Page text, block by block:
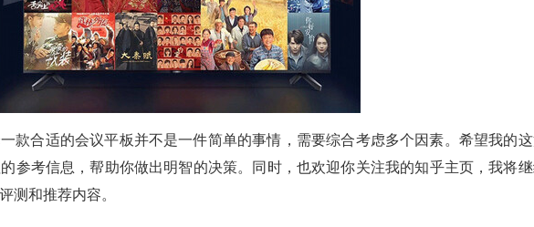
款合适的会议平板并不是一件简单的事情，需要综合考虑多个因素。希望我的
参考信息，帮助你做出明智的决策。同时，也欢迎你关注我的知乎主页，我将
测和推荐内容。